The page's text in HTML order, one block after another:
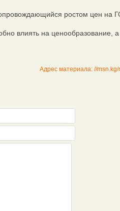
ростом цен на
влиять на ценообразование,
Адрес материала: //